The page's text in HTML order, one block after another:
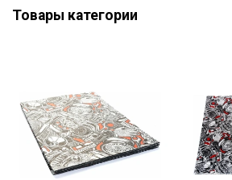
Товары категории